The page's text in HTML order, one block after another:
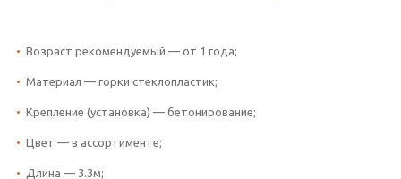
Возраст рекомендуемый — от 1 года;
Материал — горки стеклопластик;
Крепление (установка) — бетонирование;
Цвет — в ассортименте;
Длина — 3.3м;